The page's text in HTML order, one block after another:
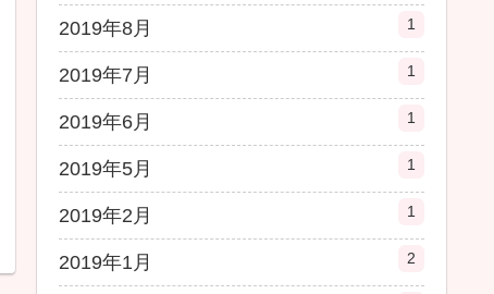
2019年8月 1
2019年7月 1
2019年6月 1
2019年5月 1
2019年2月 1
2019年1月 2